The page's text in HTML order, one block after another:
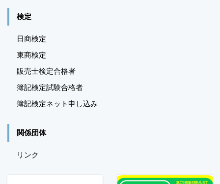
検定
日商検定
東商検定
販売士検定合格者
簿記検定試験合格者
簿記検定ネット申し込み
関係団体
リンク